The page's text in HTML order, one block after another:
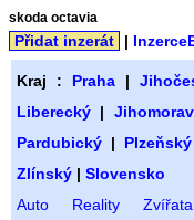
skoda octavia
Přidat inzerát |
Kraj : Praha|
Liberecký |
Pardubický | Plzeňský
Zlínský | Slovensko
Auto
Reality Zvířata